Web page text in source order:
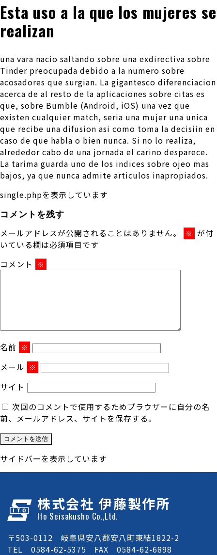
Esta uso a la que los mujeres se
realizan
una vara nacio saltando sobre una exdirectiva sobre
Tinder preocupada debido a la numero sobre
acosadores que surgian. La gigantesco diferenciacion
acerca de al resto de la aplicaciones sobre citas es
que, sobre Bumble (Android, iOS) una vez que
existen cualquier match, seri­a una mujer una unica
que recibe una difusion asi­ como toma la decisiin en
caso de que habla o bien nunca. Si no lo realiza,
alrededor cabo de una jornada el carino desparece.
La tarima guarda uno de los indices sobre ojeo mas
bajos, ya que nunca admite articulos inapropiados.
single.phpを表示しています
コメントを残す
メールアドレスが公開されることはありません。 ※ が付
いている欄は必須項目です
コメント
※
名前 ※
メール ※
サイト
次回のコメントで使用するためブラウザーに自分の名
前、メールアドレス、サイトを保存する。
サイドバーを表示しています
株式会社 伊藤製作所
Ito Seisakusho Co.,Ltd.
〒503-0112 岐阜県安八郡安八町東結1822-2
TEL 0584-62-5375 FAX 0584-62-6898